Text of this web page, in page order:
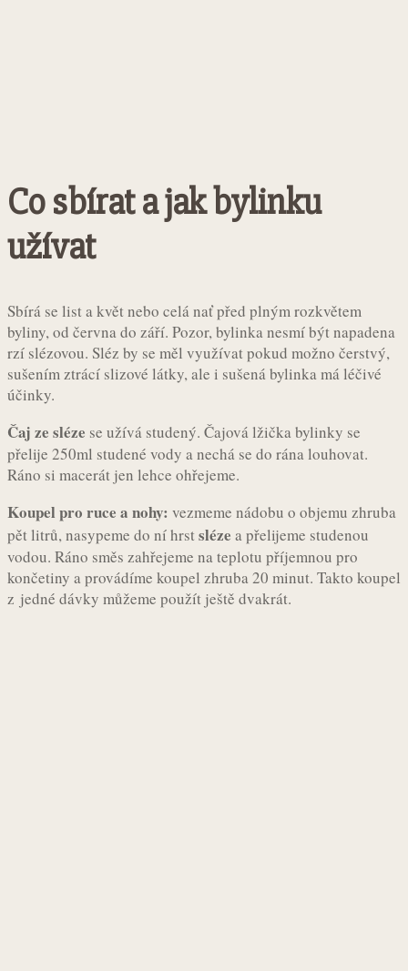
Co sbírat a jak bylinku
užívat
Sbírá se list a květ nebo celá nať před plným rozkvětem
byliny, od června do září. Pozor, bylinka nesmí být napadena
rzí slézovou. Sléz by se měl využívat pokud možno čerstvý,
sušením ztrácí slizové látky, ale i sušená bylinka má léčivé
účinky.
Čaj ze sléze se užívá studený. Čajová lžička bylinky se
přelije 250ml studené vody a nechá se do rána louhovat.
Ráno si macerát jen lehce ohřejeme.
Koupel pro ruce a nohy: vezmeme nádobu o objemu zhruba
pět litrů, nasypeme do ní hrstsléze a přelijeme studenou
vodou. Ráno směs zahřejeme na teplotu příjemnou pro
končetiny a provádíme koupel zhruba 20 minut. Takto koupel
z jedné dávky můžeme použít ještě dvakrát.